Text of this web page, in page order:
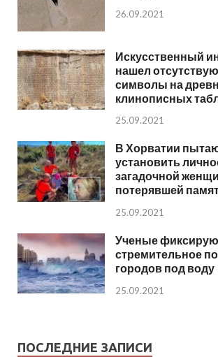
26.09.2021
Искусственный
нашел
символы на
клинописных
25.09.2021
В Хорватии
установить
загадочной
потерявшей
25.09.2021
Ученые
стремительное
городов под воду
25.09.2021
ПОСЛЕДНИЕ ЗАПИСИ